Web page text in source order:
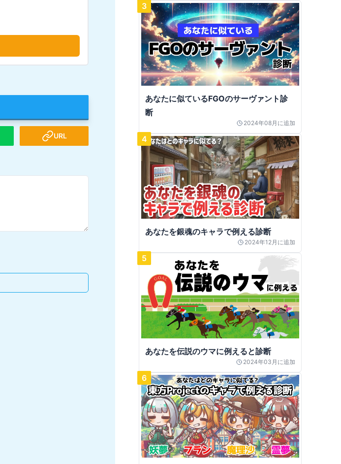
URL
3
あなたに似ているFGOのサーヴァント診
断
2024年08月 に追加
4
あなたを銀魂のキャラで例える診断
2024年12月 に追加
5
あなたを伝説のウマに例えると診断
2024年03月 に追加
6